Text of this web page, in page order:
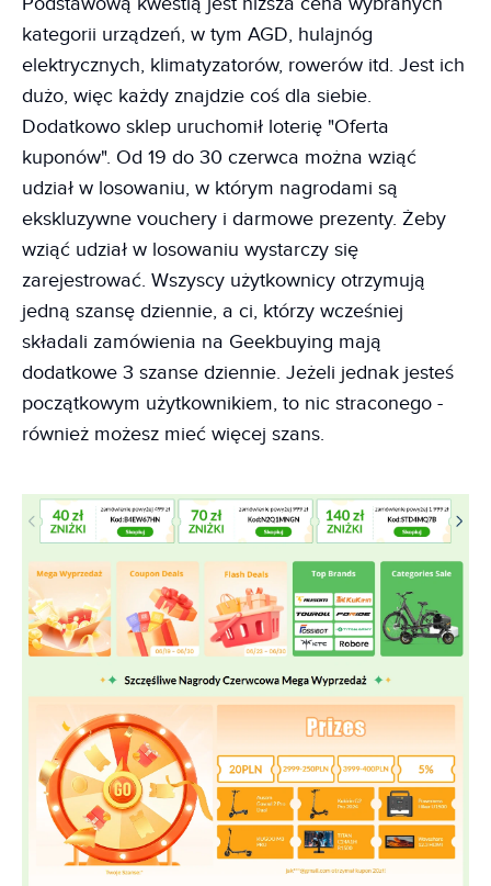
kategorii urządzeń, w tym AGD, hulajnóg
elektrycznych, klimatyzatorów, rowerów itd. Jest ich
dużo, więc każdy znajdzie coś dla siebie.
Dodatkowo sklep uruchomił loterię "Oferta
kuponów". Od 19 do 30 czerwca można wziąć
udział w losowaniu, w którym nagrodami są
ekskluzywne vouchery i darmowe prezenty. Żeby
wziąć udział w losowaniu wystarczy się
zarejestrować. Wszyscy użytkownicy otrzymują
jedną szansę dziennie, a ci, którzy wcześniej
składali zamówienia na Geekbuying mają
dodatkowe 3 szanse dziennie. Jeżeli jednak jesteś
początkowym użytkownikiem, to nic straconego -
również możesz mieć więcej szans.